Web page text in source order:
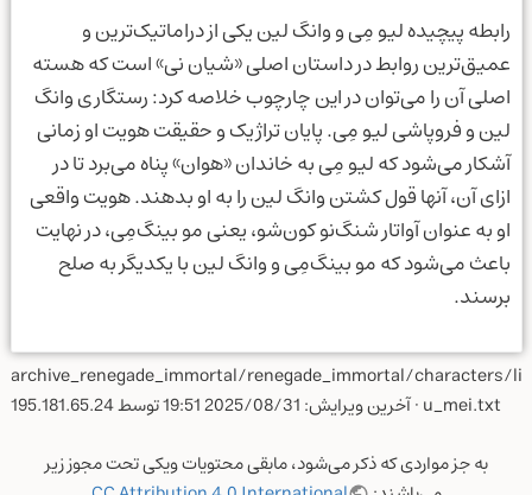
رابطه پیچیده لیو مِی و وانگ لین یکی از دراماتیک‌ترین و
عمیق‌ترین روابط در داستان اصلی «شیان نی» است که هسته
اصلی آن را می‌توان در این چارچوب خلاصه کرد: رستگاری وانگ
لین و فروپاشی لیو مِی. پایان تراژیک و حقیقت هویت او زمانی
آشکار می‌شود که لیو مِی به خاندان «هوان» پناه می‌برد تا در
ازای آن، آنها قول کشتن وانگ لین را به او بدهند. هویت واقعی
او به عنوان آواتار شنگ‌نو کون‌شو، یعنی مو بینگ‌مِی، در نهایت
باعث می‌شود که مو بینگ‌مِی و وانگ لین با یکدیگر به صلح
برسند.
archive_renegade_immortal/renegade_immortal/characters/li
u_mei.txt· آخرین ویرایش:2025/08/31 19:51 توسط195.181.65.24
به جز مواردی که ذکر می‌شود، مابقی محتویات ویکی تحت مجوز زیر